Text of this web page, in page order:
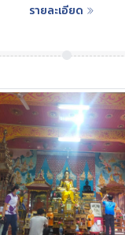
รายละเอียด